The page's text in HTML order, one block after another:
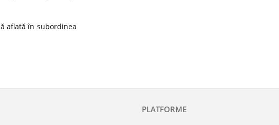
aflată în subordinea
PLATFORME